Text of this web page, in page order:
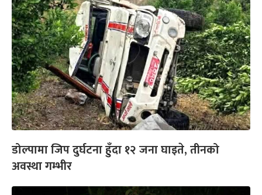
डोल्पामा जिप दुर्घटना हुँदा १२ जना घाइते, तीनको
अवस्था गम्भीर